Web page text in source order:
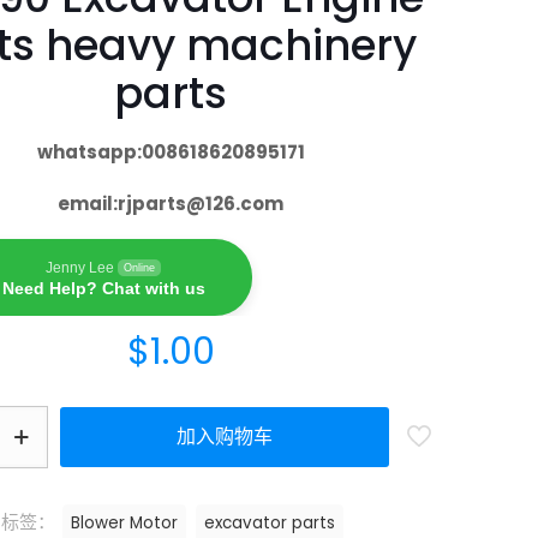
heavy machinery
parts
whatsapp:008618620895171
email:rjparts@126.com
Jenny Lee Online
Need Help? Chat with us
$1.00
加入购物车
标签： Blower Motor excavator parts